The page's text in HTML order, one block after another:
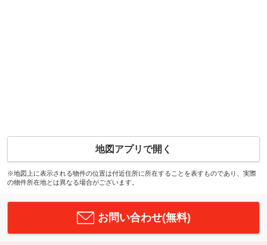
地図アプリで開く
※地図上に表示される物件の位置は付近住所に所在することを表すものであり、実際
の物件所在地とは異なる場合がございます。
お問い合わせ(無料)